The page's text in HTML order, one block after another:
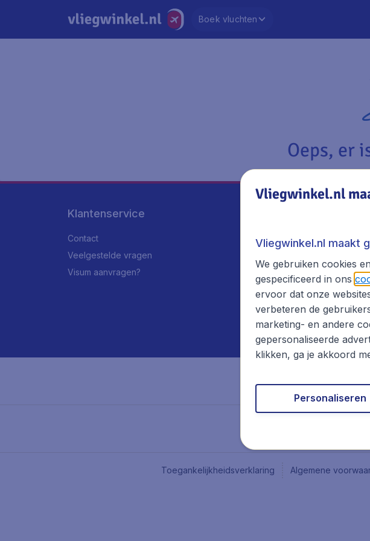
Boek vluchten
Oeps, er
Klantenservice
Contact
Veelgestelde vragen
Visum aanvragen?
Over Vliegwinkel.nl
Reisgids
Toegankelijkheidsverklaring Algemene
Vliegwinkel.nl
Vliegwinkel.nl maakt
We gebruiken cookies
gespecificeerd in ons
ervoor dat onze
verbeteren de
marketing- en andere
gepersonaliseerde
klikken, ga je akkoord
Personaliseren